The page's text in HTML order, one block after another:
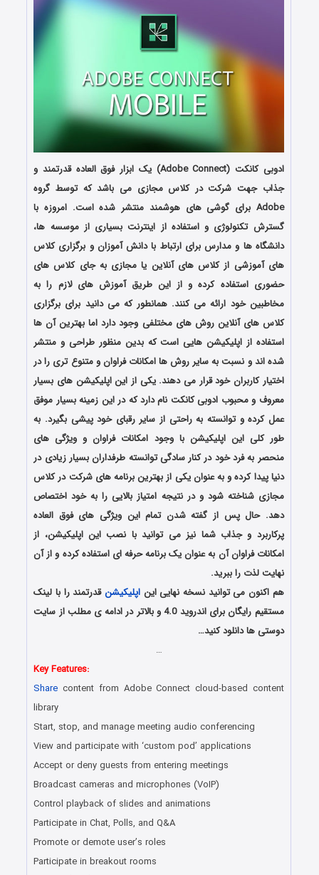
ادوبی کانکت (Adobe Connect) یک ابزار فوق العاده قدرتمند و
جذاب جهت شرکت در کلاس مجازی می باشد که توسط گروه
Adobe برای گوشی های هوشمند منتشر شده است. امروزه با
گسترش تکنولوژی و استفاده از اینترنت بسیاری از موسسه ها،
دانشگاه ها و مدارس برای ارتباط با دانش آموزان و برگزاری کلاس
های آموزشی از کلاس های آنلاین یا مجازی به جای کلاس های
حضوری استفاده کرده و از این طریق آموزش های لازم را به
مخاطبین خود ارائه می کنند. همانطور که می دانید برای برگزاری
کلاس های آنلاین روش های مختلفی وجود دارد اما بهترین آن ها
استفاده از اپلیکیشن هایی است که بدین منظور طراحی و منتشر
شده اند و نسبت به سایر روش ها امکانات فراوان و متنوع تری را در
اختیار کاربران خود قرار می دهند. یکی از این اپلیکیشن های بسیار
معروف و محبوب ادوبی کانکت نام دارد که در این زمینه بسیار موفق
عمل کرده و توانسته به راحتی از سایر رقبای خود پیشی بگیرد. به
طور کلی این اپلیکیشن با وجود امکانات فراوان و ویژگی های
منحصر به فرد خود در کنار سادگی توانسته طرفداران بسیار زیادی در
دنیا پیدا کرده و به عنوان یکی از بهترین برنامه های شرکت در کلاس
مجازی شناخته شود و در نتیجه امتیاز بالایی را به خود اختصاص
دهد. حال پس از گفته شدن تمام این ویژگی های فوق العاده
پرکاربرد و جذاب شما نیز می توانید با نصب این اپلیکیشن، از
امکانات فراوان آن به عنوان یک برنامه حرفه ای استفاده کرده و از آن
نهایت لذت را ببرید.
هم اکنون می توانید نسخه نهایی ایناپلیکیشنقدرتمند را با لینک
مستقیم رایگان برای اندروید 4.0 و بالاتر در ادامه ی مطلب از سایت
دوستی ها دانلود کنید…
…
Key Features:
Share content from Adobe Connect cloud-based content
library
Start, stop, and manage meeting audio conferencing
View and participate with ‘custom pod’ applications
Accept or deny guests from entering meetings
Broadcast cameras and microphones (VoIP)
Control playback of slides and animations
Participate in Chat, Polls, and Q&A
Promote or demote user’s roles
Participate in breakout rooms